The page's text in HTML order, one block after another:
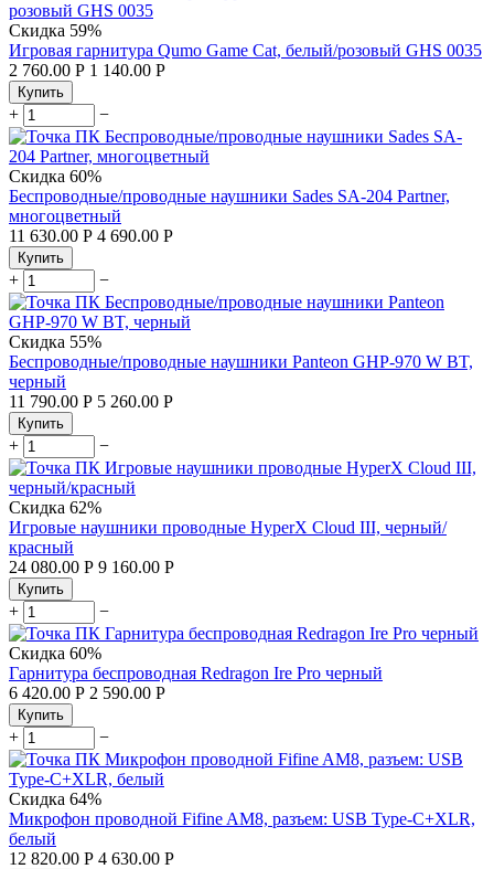
Скидка 59%
Игровая гарнитура Qumo Game Cat, белый/розовый GHS 0035
2 760.00 Р 1 140.00 Р
Купить
+ −
Скидка 60%
Беспроводные/проводные наушники Sades SA-204 Partner,
многоцветный
11 630.00 Р 4 690.00 Р
Купить
+ −
Скидка 55%
Беспроводные/проводные наушники Panteon GHP-970 W BT,
черный
11 790.00 Р 5 260.00 Р
Купить
+ −
Скидка 62%
Игровые наушники проводные HyperX Cloud III, черный/
красный
24 080.00 Р 9 160.00 Р
Купить
+ −
Скидка 60%
Гарнитура беспроводная Redragon Ire Pro черный
6 420.00 Р 2 590.00 Р
Купить
+ −
Скидка 64%
Микрофон проводной Fifine AM8, разъем: USB Type-C+XLR,
белый
12 820.00 Р 4 630.00 Р